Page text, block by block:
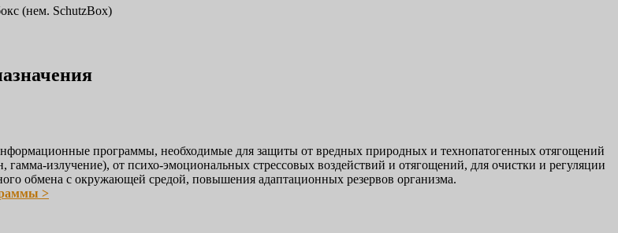
программы, необходимые для защиты от вредных природных и технопатогенных отягощений
гамма-излучение), от психо-эмоциональных стрессовых воздействий и отягощений, для очистки и регуляции
обмена с окружающей средой, повышения адаптационных резервов организма.
>